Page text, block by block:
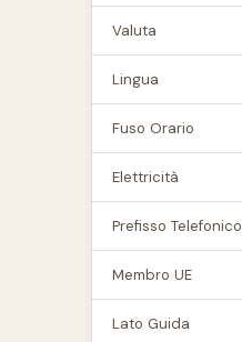
Valuta
Lingua
Fuso Orario
Elettricità
Prefisso Telefonico
Membro UE
Lato Guida